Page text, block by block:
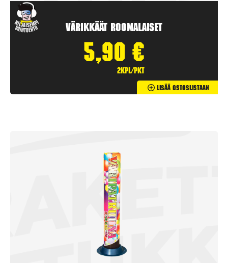
Värikkäät Roomalaiset
5,90 €
2kpl/pkt
Lisää Ostoslistaan